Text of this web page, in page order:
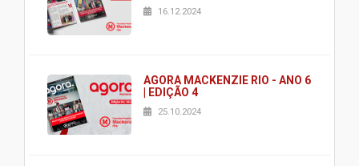
16.12.2024
AGORA MACKENZIE RIO - ANO 6
| EDIÇÃO 4
25.10.2024